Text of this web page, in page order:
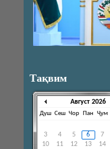
Тақвим
Душ Сеш Чор Пан Ҷум
3
4 5 6 7
10
11 12 13 14
Август 2026